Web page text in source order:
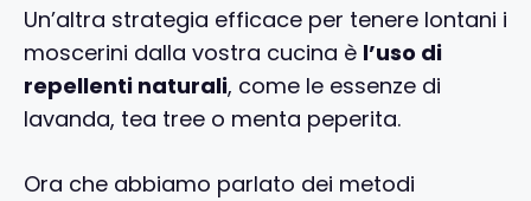
Un’altra strategia efficace per tenere lontani i
moscerini dalla vostra cucina è l’uso di
repellenti naturali, come le essenze di
lavanda, tea tree o menta peperita.
Ora che abbiamo parlato dei metodi